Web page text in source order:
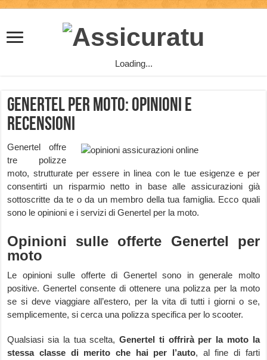
Loading...
Genertel per Moto: opinioni e
recensioni
Genertel offre
tre polizze
moto, strutturate per essere in linea con le tue esigenze e per
consentirti un risparmio netto in base alle assicurazioni già
sottoscritte da te o da un membro della tua famiglia. Ecco quali
sono le opinioni e i servizi di Genertel per la moto.
Opinioni sulle offerte Genertel per
moto
Le opinioni sulle offerte di Genertel sono in generale molto
positive. Genertel consente di ottenere una polizza per la moto
se si deve viaggiare all’estero, per la vita di tutti i giorni o se,
semplicemente, si cerca una polizza specifica per lo scooter.
Qualsiasi sia la tua scelta,Genertel ti offrirà per la moto la
stessa classe di merito che hai per l’auto, al fine di farti